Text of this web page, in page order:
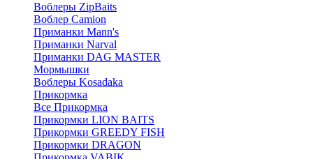
Воблеры ZipBaits
Воблер Camion
Приманки Mann's
Приманки Narval
Приманки DAG MASTER
Мормышки
Воблеры Kosadaka
Прикормка
Все Прикормка
Прикормки LION BAITS
Прикормки GREEDY FISH
Прикормки DRAGON